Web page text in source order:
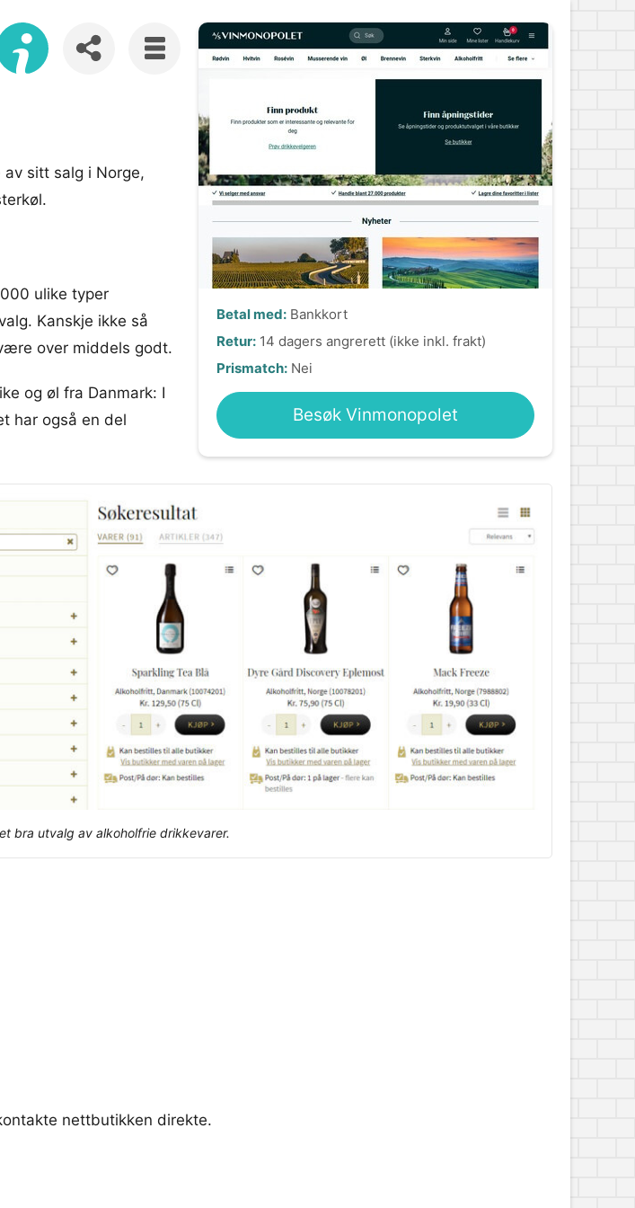
Betal med: Bankkort
Retur: 14 dagers angrerett (ikke inkl. frakt)
Prismatch: Nei
Besøk Vinmonopolet
sitt salg i Norge,
ulike typer
Kanskje ikke så
over middels godt.
bra utvalg av alkoholfrie drikkevarer.
og øl fra Danmark: I
har også en del
nettbutikken direkte.